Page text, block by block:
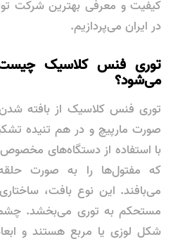
کیفیت و معرفی بهترین شرکت
در ایران می‌پردازیم.
توری فنس کلاسیک
می‌شود؟
توری فنس کلاسیک از بافته
صورت مارپیچ و در هم تنیده
با استفاده از دستگاه‌های
که مفتول‌ها را به صورت
می‌بافند. این نوع بافت،
مستحکم به توری می‌بخشد.
شکل لوزی یا مربع هستند و